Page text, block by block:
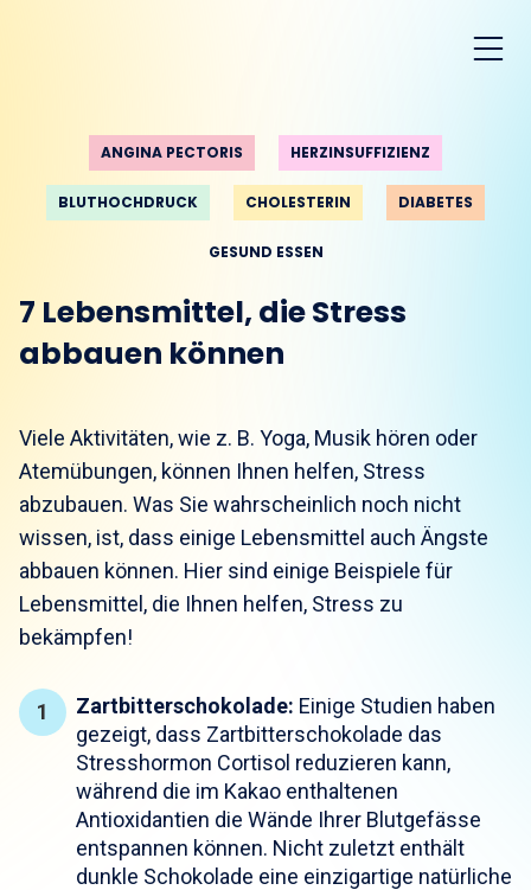
ANGINA PECTORIS HERZINSUFFIZIENZ
BLUTHOCHDRUCK CHOLESTERIN DIABETES
GESUND ESSEN
7 Lebensmittel, die Stress
abbauen können
Viele Aktivitäten, wie z. B. Yoga, Musik hören oder
Atemübungen, können Ihnen helfen, Stress
abzubauen. Was Sie wahrscheinlich noch nicht
wissen, ist, dass einige Lebensmittel auch Ängste
abbauen können. Hier sind einige Beispiele für
Lebensmittel, die Ihnen helfen, Stress zu
bekämpfen!
Zartbitterschokolade: Einige Studien haben
gezeigt, dass Zartbitterschokolade das
Stresshormon Cortisol reduzieren kann,
während die im Kakao enthaltenen
Antioxidantien die Wände Ihrer Blutgefässe
entspannen können. Nicht zuletzt enthält
dunkle Schokolade eine einzigartige natürliche